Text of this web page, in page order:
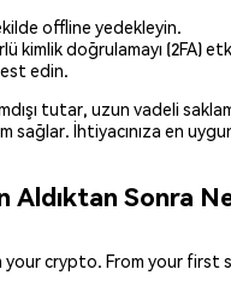
offline yedekleyin.
kimlik doğrulamayı (2FA)
edin.
tutar, uzun vadeli
sağlar. İhtiyacınıza en
Aldıktan Sonra
your crypto. From your